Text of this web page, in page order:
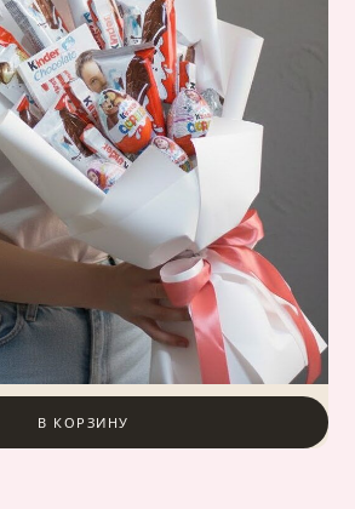
В КОРЗИНУ